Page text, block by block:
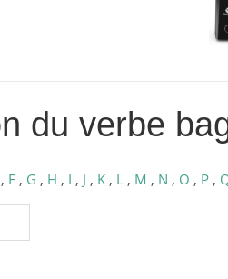
du verbe
F, G , H , I , J , K, L, M , N , O , P,